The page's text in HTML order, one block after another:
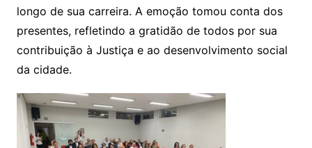
longo de sua carreira. A emoção tomou conta dos
presentes, refletindo a gratidão de todos por sua
contribuição à Justiça e ao desenvolvimento social
da cidade.